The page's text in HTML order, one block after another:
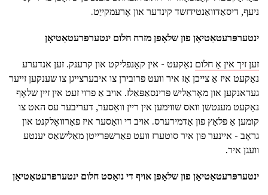
ניעף, דיסאַדוואַנטידזשד קינדער און אָרעמקייַט.
ינטערפּרעטאַטיאָן פון שלאָפן מזרח חלום ינטערפּרעטאַטיאָן
זען זיך אין אַ חלום נאַקעט - אין קאָנפליקט און קרענק. זען אנדערע
נאַקעט איז אַ צייכן אַז איר וועט פּרובירן צו איבערצייגן צו שענקען זייער
געדאנקען און מאָראַליש פּרינסאַפּאַלז. אויב אַ פרוי זעט אין זיין שלאָף
נאַקעט מענטשן וואס שווימען אין ריין וואַסער, דעריבער עס האט צו
קומען אַ פּלאַץ פון אַדמירערס. אויב די וואַסער איז פאַרוואָלקנט און
גראָב - איינער פון איר סוטערז וועט פאַרשפּרייטן מאַלישאַס יענטע
וועגן איר.
ינטערפּרעטאַטיאָן פון שלאָפן אויף די נואַסט חלום ינטערפּרעטאַטיאָן